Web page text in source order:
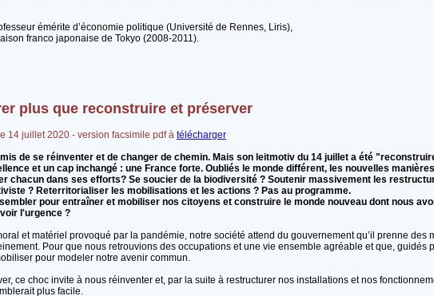
émérite d’économie politique (Université de Rennes, Liris),
franco japonaise de Tokyo (2008-2011).
plus que reconstruire et préserver
14 juillet 2020 - version facsimile pdf à télécharger
de se réinventer et de changer de chemin. Mais son leitmotiv du 14 juillet a été
et un cap inchangé : une France forte. Oubliés le monde différent, les nouvelles
chacun dans ses efforts? Se soucier de la biodiversité ? Soutenir massivement les
? Reterritorialiser les mobilisations et les actions ? Pas au programme.
pour entraîner et mobiliser nos citoyens et construire le monde nouveau dont nous
l'urgence ?
et matériel provoqué par la pandémie, notre société attend du gouvernement qu’il prenne des
Pour que nous retrouvions des occupations et une vie ensemble agréable et que, guidés
pour modeler notre avenir commun.
ce choc invite à nous réinventer et, par la suite à restructurer nos installations et nos
plus facile.